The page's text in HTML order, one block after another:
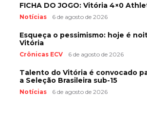
FICHA DO JOGO: Vitória 4×0
Notícias 6 de agosto de 2026
Esqueça o pessimismo: hoje é
Vitória
Crônicas ECV 6 de agosto de 2026
Talento do Vitória é convocado
a Seleção Brasileira sub-15
Notícias 6 de agosto de 2026